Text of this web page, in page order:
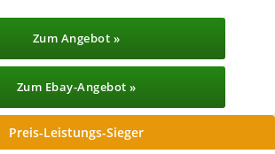
Zum Angebot »
Zum Ebay-Angebot »
Preis-Leistungs-Sieger